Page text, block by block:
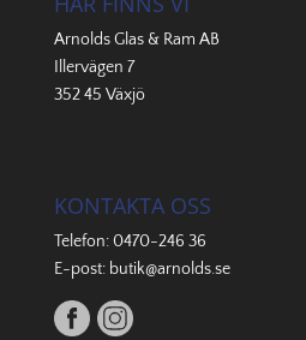
Arnolds Glas & Ram AB
Illervägen 7
352 45 Växjö
KONTAKTA OSS
Telefon:0470-246 36
E-post: butik@arnolds.se